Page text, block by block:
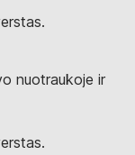
nuotraukoje ir